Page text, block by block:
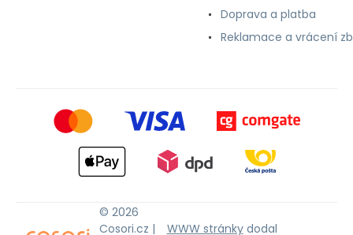
Doprava a platba
Reklamace a vrácení
© 2026
Cosori.cz |
WWW stránkydodal